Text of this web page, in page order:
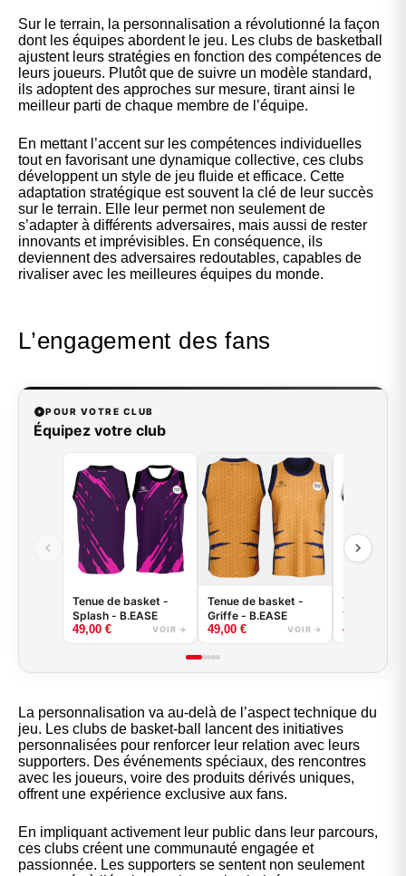
Sur le terrain, la personnalisation a révolutionné la façon
dont les équipes abordent le jeu. Les clubs de basketball
ajustent leurs stratégies en fonction des compétences de
leurs joueurs. Plutôt que de suivre un modèle standard,
ils adoptent des approches sur mesure, tirant ainsi le
meilleur parti de chaque membre de l’équipe.
En mettant l’accent sur les compétences individuelles
tout en favorisant une dynamique collective, ces clubs
développent un style de jeu fluide et efficace. Cette
adaptation stratégique est souvent la clé de leur succès
sur le terrain. Elle leur permet non seulement de
s’adapter à différents adversaires, mais aussi de rester
innovants et imprévisibles. En conséquence, ils
deviennent des adversaires redoutables, capables de
rivaliser avec les meilleures équipes du monde.
L’engagement des fans
POUR VOTRE CLUB
Équipez votre club
Tenue de basket -
Splash - B.EASE
49,00 € VOIR →
Tenue de basket -
Griffe - B.EASE
49,00 € VOIR →
Tenue de
Tiger -
49,00
La personnalisation va au-delà de l’aspect technique du
jeu. Les clubs de basket-ball lancent des initiatives
personnalisées pour renforcer leur relation avec leurs
supporters. Des événements spéciaux, des rencontres
avec les joueurs, voire des produits dérivés uniques,
offrent une expérience exclusive aux fans.
En impliquant activement leur public dans leur parcours,
ces clubs créent une communauté engagée et
passionnée. Les supporters se sentent non seulement